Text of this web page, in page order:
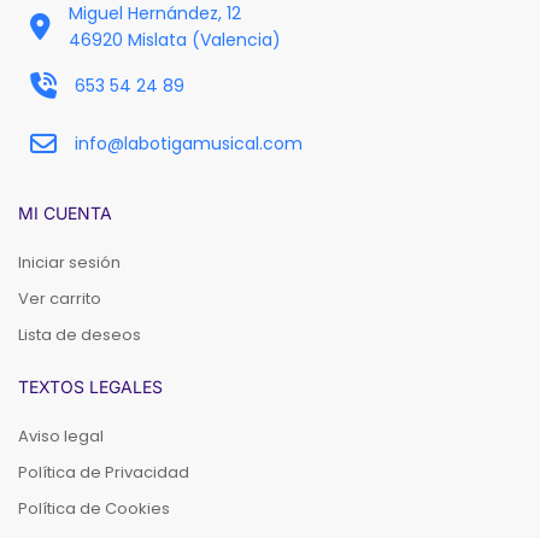
Miguel Hernández, 12
46920 Mislata (Valencia)
653 54 24 89
info@labotigamusical.com
MI CUENTA
Iniciar sesión
Ver carrito
Lista de deseos
TEXTOS LEGALES
Aviso legal
Política de Privacidad
Política de Cookies